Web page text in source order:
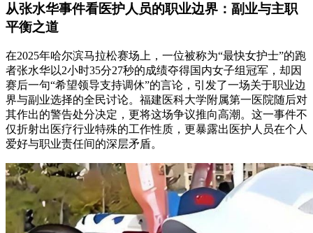
从张水华事件看医护人员的职业边界：副业与主职
平衡之道
在2025年哈尔滨马拉松赛场上，一位被称为“最快女护士”的跑
者张水华以2小时35分27秒的成绩夺得国内女子组冠军，却因
赛后一句“希望领导支持调休”的言论，引发了一场关于职业边
界与副业选择的全民讨论。福建医科大学附属第一医院随后对
其作出的警告处分决定，更将这场争议推向高潮。这一事件不
仅折射出医疗行业特殊的工作性质，更暴露出医护人员在个人
爱好与职业责任间的深层矛盾。